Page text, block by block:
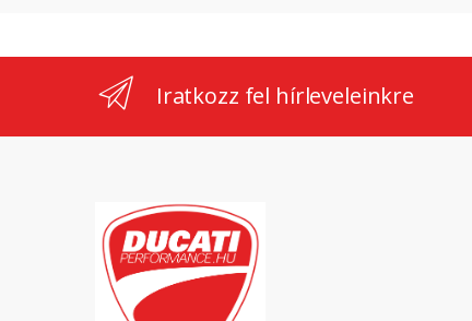
Iratkozz fel hírleveleinkre